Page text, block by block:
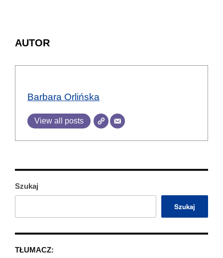
AUTOR
Barbara Orlińska
View all posts
Szukaj
Szukaj
TŁUMACZ: